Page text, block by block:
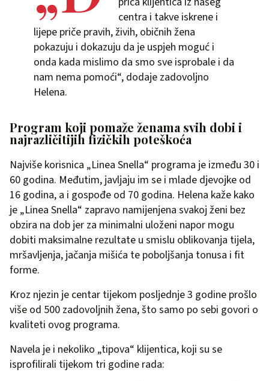
centra i takve iskrene i
lijepe priče pravih, živih, običnih žena
pokazuju i dokazuju da je uspjeh moguć i
onda kada mislimo da smo sve isprobale i da
nam nema pomoći“, dodaje zadovoljno
Helena.
Program koji pomaže ženama svih dobi i
najrazličitijih fizičkih poteškoća
Najviše korisnica „Linea Snella“ programa je između 30 i
60 godina. Međutim, javljaju im se i mlade djevojke od
16 godina, a i gospođe od 70 godina. Helena kaže kako
je „Linea Snella“ zapravo namijenjena svakoj ženi bez
obzira na dob jer za minimalni uloženi napor mogu
dobiti maksimalne rezultate u smislu oblikovanja tijela,
mršavljenja, jačanja mišića te poboljšanja tonusa i fit
forme.
Kroz njezin je centar tijekom posljednje 3 godine prošlo
više od 500 zadovoljnih žena, što samo po sebi govori o
kvaliteti ovog programa.
Navela je i nekoliko „tipova“ klijentica, koji su se
isprofilirali tijekom tri godine rada: